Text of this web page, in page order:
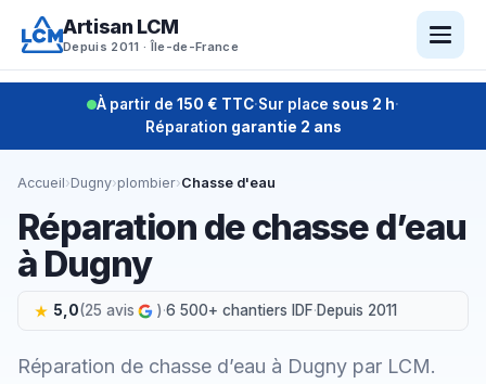
contenu
Artisan LCM
Depuis 2011 · Île-de-France
À partir de 150 € TTC·Sur place sous 2 h·
Réparation garantie 2 ans
Accueil›Dugny›plombier›Chasse d'eau
Réparation de chasse d’eau
à Dugny
5,0(25 avis )·6 500+ chantiers IDF·Depuis 2011
Réparation de chasse d’eau à Dugny par LCM.